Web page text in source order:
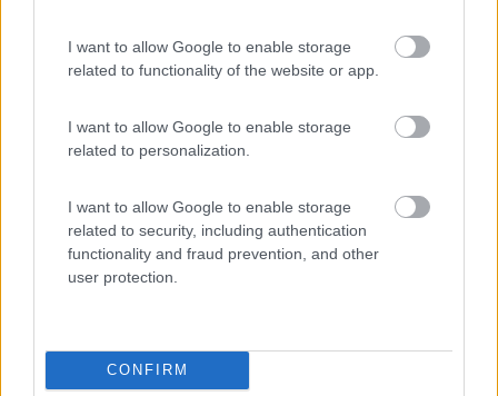
I want to allow Google to enable storage
related to functionality of the website or app.
I want to allow Google to enable storage
related to personalization.
I want to allow Google to enable storage
related to security, including authentication
functionality and fraud prevention, and other
user protection.
CONFIRM
In risposta al messaggio diSalvo Sa 2del18/03/2020 17:13:15
Obbé da voi i soldati sono arrivati
dani1967
31615
18/03/2020
meglio ma prima mille problemi da risolvere. Inoltre nel mentre
debbo badare al ragazzo di 11 anni, farlo studiare, muovere e